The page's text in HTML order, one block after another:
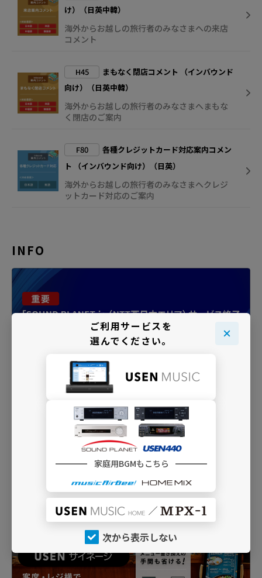
け）（日英中韓）
海外からお越しの旅行者のみなさまへの来店
コメント
H45
まもなく閉店コメント （インバウンド
向け）（日英中韓）
海外からお越しの旅行者のみなさまへまもな
く閉店のご案内
F80
各種クレジットカード対応案内コメン
ト （インバウンド向け）（日英）
海外からお越しの旅行者のみなさまへクレジ
ットカード対応のご案内
INFO
ご利用サービスを
選んでください。
家庭用BGMもこちら
次から表示しない